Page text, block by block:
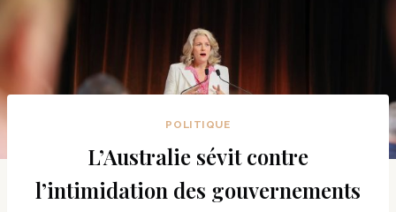
POLITIQUE
L’Australie sévit contre
l’intimidation des gouvernements